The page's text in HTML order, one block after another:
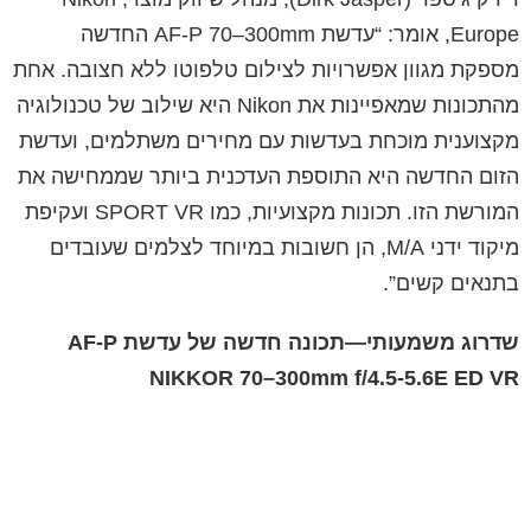
Europe, אומר: “עדשת AF-P 70–300mm החדשה
מספקת מגוון אפשרויות לצילום טלפוטו ללא חצובה. אחת
מהתכונות שמאפיינות את Nikon היא שילוב של טכנולוגיה
מקצוענית מוכחת בעדשות עם מחירים משתלמים, ועדשת
הזום החדשה היא התוספת העדכנית ביותר שממחישה את
המורשת הזו. תכונות מקצועיות, כמו SPORT VR ועקיפת
מיקוד ידני M/A, הן חשובות במיוחד לצלמים שעובדים
בתנאים קשים”.
שדרוג משמעותי—תכונה חדשה של עדשת AF-P
NIKKOR 70–300mm f/4.5-5.6E ED VR